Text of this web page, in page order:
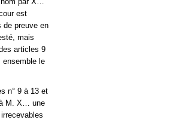
est
de preuve en
mais
articles 9
ensemble le
n° 9 à 13 et
M. X… une